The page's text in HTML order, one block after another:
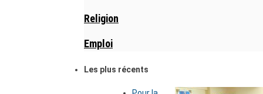
Religion
Emploi
Les plus récents